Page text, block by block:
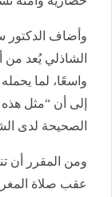
وأضاف الدكتور
الشاذلي يُعد من
واسعًا، لما
إلى أن “مثل هذه
الصحيحة لدى
ومن المقرر أن
عقب صلاة